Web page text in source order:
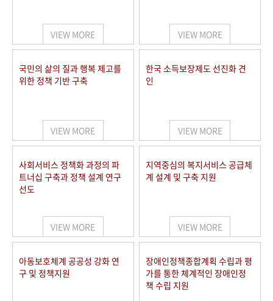
VIEW MORE VIEW MORE
국민의 삶의 질과 행복 제고를
위한 정책 기반 구축
VIEW MORE
한국 소득보장제도 선진화 견
인
VIEW MORE
사회서비스 정책화 과정의 파
트너십 구축과 정책 설계 연구
선도
VIEW MORE
지역중심의 복지서비스 공급체
계 설계 및 구축 지원
VIEW MORE
아동보호체계 공공성 강화 연
구 및 정책지원
장애인정책종합계획 수립과 평
가를 통한 체계적인 장애인정
책 수립 지원